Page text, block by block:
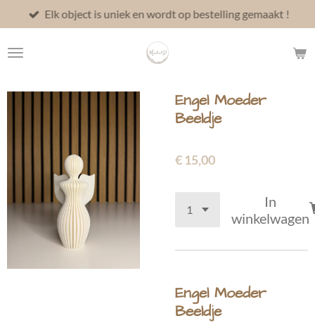
direct
naar
Elk object is uniek en wordt op bestelling gemaakt !
Engel Moeder
Beeldje
€ 15,00
In
winkelwagen
Engel Moeder
Beeldje